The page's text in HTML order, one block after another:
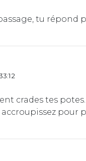
tu répond
crades tes
accroupissez pour